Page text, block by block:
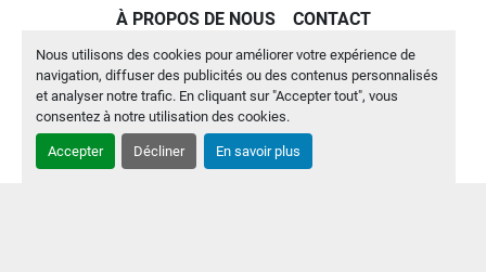
Nous utilisons des cookies pour améliorer votre expérience de
navigation, diffuser des publicités ou des contenus personnalisés
et analyser notre trafic. En cliquant sur "Accepter tout", vous
consentez à notre utilisation des cookies.
Accepter Décliner En savoir plus
À PROPOS DE NOUS CONTACT
Site webMachinio System par Machinio
Gérez les cookies